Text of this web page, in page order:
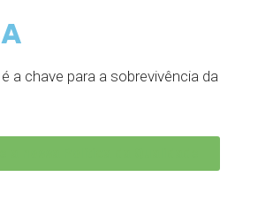
a chave para a sobrevivência da